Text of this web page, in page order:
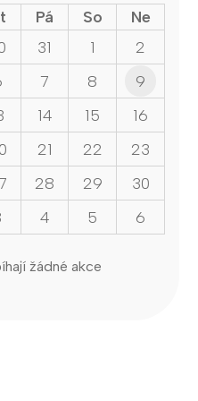
Pá So
Ne
31 1
2
7 8
9
14 15
16
21 22
23
28 29
30
4 5 6
žádné akce